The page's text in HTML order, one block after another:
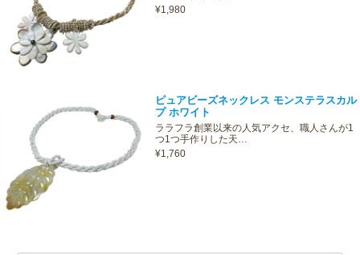
¥1,980
ピュアビーズネックレス モンステラスカル
プ ホワイト
ララフラ創業以来の人気アクセ、職人さんが1
つ1つ手作りした天…
¥1,760